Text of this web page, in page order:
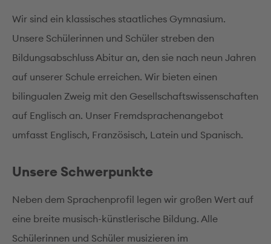
Wir sind ein klassisches staatliches Gymnasium.
Unsere Schülerinnen und Schüler streben den
Bildungsabschluss Abitur an, den sie nach neun Jahren
auf unserer Schule erreichen. Wir bieten einen
bilingualen Zweig mit den Gesellschaftswissenschaften
auf Englisch an. Unser Fremdsprachenangebot
umfasst Englisch, Französisch, Latein und Spanisch.
Unsere Schwerpunkte
Neben dem Sprachenprofil legen wir großen Wert auf
eine breite musisch-künstlerische Bildung. Alle
Schülerinnen und Schüler musizieren im